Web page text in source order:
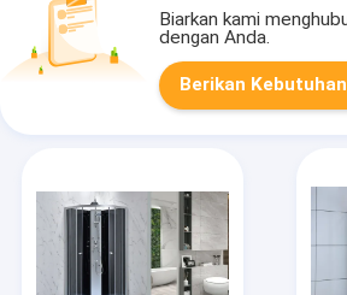
Biarkan kami
dengan Anda.
Berikan